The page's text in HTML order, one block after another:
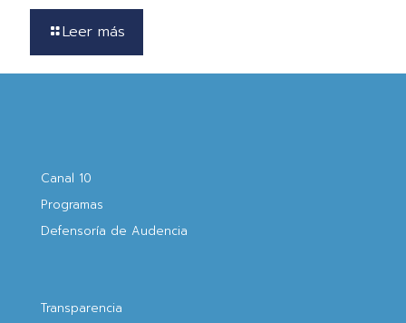
Leer más
Canal 10
Programas
Defensoría de Audencia
Transparencia